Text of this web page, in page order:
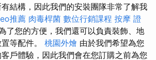
結構，因此我們的安裝團隊非常了解我
推薦 肉毒桿菌 數位行銷課程 按摩 證
了您的方便，我們還可以負責裝飾、地
等配件。 桃園外燴 由於我們希望為您
戶體驗，因此我們會在您訂購之前為您